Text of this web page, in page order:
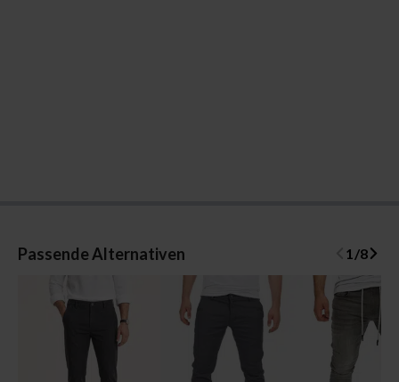
Passende Alternativen 1/8